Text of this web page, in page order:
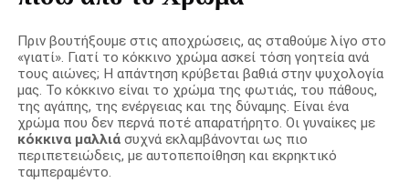
Πριν βουτήξουμε στις αποχρώσεις, ας σταθούμε λίγο στο
«γιατί». Γιατί το κόκκινο χρώμα ασκεί τόση γοητεία ανά
τους αιώνες; Η απάντηση κρύβεται βαθιά στην ψυχολογία
μας. Το κόκκινο είναι το χρώμα της φωτιάς, του πάθους,
της αγάπης, της ενέργειας και της δύναμης. Είναι ένα
χρώμα που δεν περνά ποτέ απαρατήρητο. Οι γυναίκες με
κόκκινα μαλλιά συχνά εκλαμβάνονται ως πιο
περιπετειώδεις, με αυτοπεποίθηση και εκρηκτικό
ταμπεραμέντο.